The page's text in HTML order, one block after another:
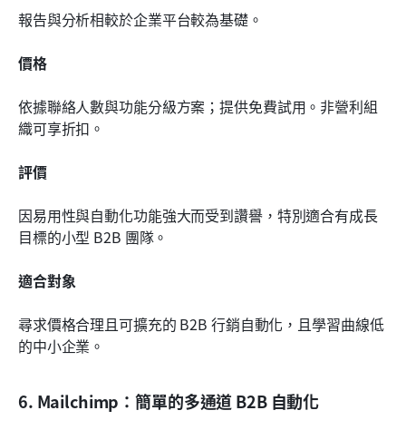
報告與分析相較於企業平台較為基礎。
價格
依據聯絡人數與功能分級方案；提供免費試用。非營利組
織可享折扣。
評價
因易用性與自動化功能強大而受到讚譽，特別適合有成長
目標的小型 B2B 團隊。
適合對象
尋求價格合理且可擴充的 B2B 行銷自動化，且學習曲線低
的中小企業。
6. Mailchimp：簡單的多通道 B2B 自動化